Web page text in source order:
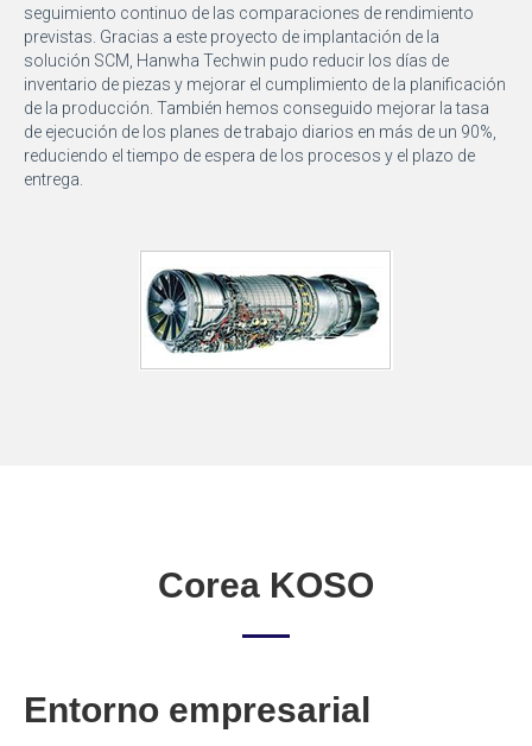
seguimiento continuo de las comparaciones de rendimiento
previstas. Gracias a este proyecto de implantación de la
solución SCM, Hanwha Techwin pudo reducir los días de
inventario de piezas y mejorar el cumplimiento de la planificación
de la producción. También hemos conseguido mejorar la tasa
de ejecución de los planes de trabajo diarios en más de un 90%,
reduciendo el tiempo de espera de los procesos y el plazo de
entrega.
Corea KOSO
Entorno empresarial